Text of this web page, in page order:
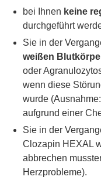
bei Ihnen keine
durchgeführt
Sie in der
weißen
oder
wenn diese
wurde
aufgrund einer
Sie in der
Clozapin HEXAL
abbrechen
Herzprobleme).